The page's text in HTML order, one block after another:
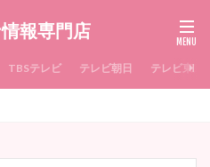
報専門店
TBSテレビ テレビ朝日 テレビ東京